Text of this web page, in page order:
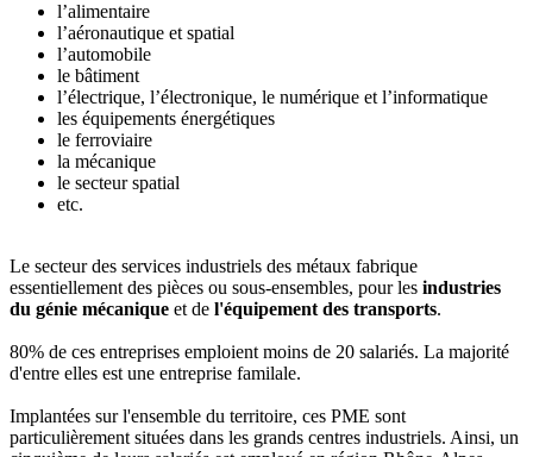
l’alimentaire
l’aéronautique et spatial
l’automobile
le bâtiment
l’électrique, l’électronique, le numérique et l’informatique
les équipements énergétiques
le ferroviaire
la mécanique
le secteur spatial
etc.
Le secteur des services industriels des métaux fabrique
essentiellement des pièces ou sous-ensembles, pour les industries
du génie mécanique et de l'équipement des transports.
80% de ces entreprises emploient moins de 20 salariés. La majorité
d'entre elles est une entreprise familale.
Implantées sur l'ensemble du territoire, ces PME sont
particulièrement situées dans les grands centres industriels. Ainsi, un